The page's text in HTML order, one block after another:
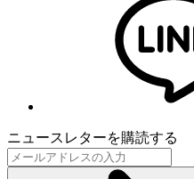
ニュースレターを購読する